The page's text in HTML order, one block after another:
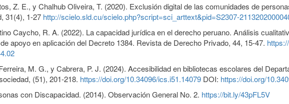
Z. E., y Chalhub Oliveira, T. (2020). Exclusión digital de las comunidades de
31(4), 1-27 http://scielo.sld.cu/scielo.php?script=sci_arttext&pid=S2307-
Caycho, R. A. (2022). La capacidad jurídica en el derecho peruano. Análisis
apoyo en aplicación del Decreto 1384. Revista de Derecho Privado, 44, 15-47.
M. G., y Cabrera, P. J. (2024). Accesibilidad en bibliotecas escolares del
(51), 201-218. https://doi.org/10.34096/ics.i51.14079 DOI: https://doi.org/
con Discapacidad. (2014). Observación General No. 2. https://bit.ly/43pFL5V